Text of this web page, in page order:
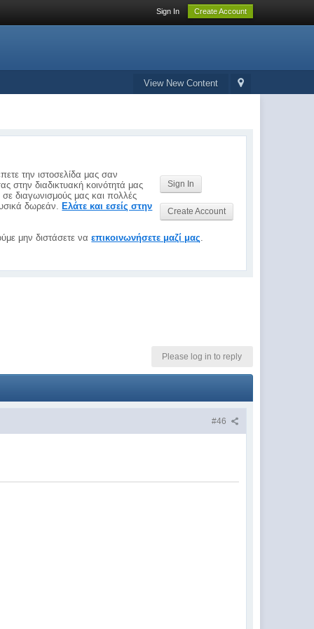
Sign In Create Account
View New Content
Sign In
Create Account
την ιστοσελίδα μας σαν
στην διαδικτυακή κοινότητά μας
διαγωνισμούς μας και πολλές
δωρεάν. Ελάτε και εσείς στην
μην διστάσετε ναεπικοινωνήσετε μαζί μας.
Please log in to reply
#46